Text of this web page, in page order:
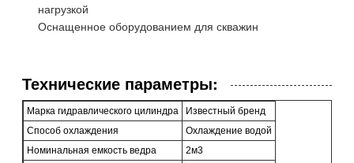
нагрузкой
Оснащенное оборудованием для скважин
Технические параметры:
Марка гидравлического цилиндра
Известный бренд
Способ охлаждения
Охлаждение водой
Номинальная емкость ведра
2м3